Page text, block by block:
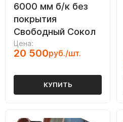
6000 мм б/к без
покрытия
Свободный Сокол
Цена:
20 500руб./шт.
КУПИТЬ